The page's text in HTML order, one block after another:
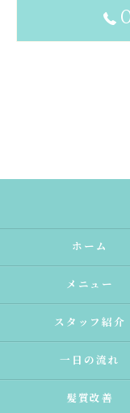
ホーム
メニュー
スタッフ紹介
一日の流れ
髪質改善